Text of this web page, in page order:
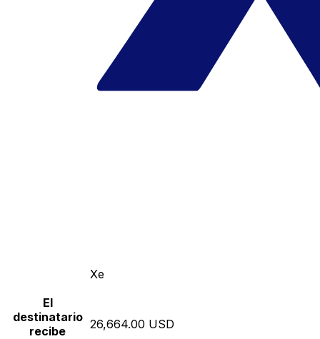
Xe
El
destinatario
recibe
26,664.00 USD